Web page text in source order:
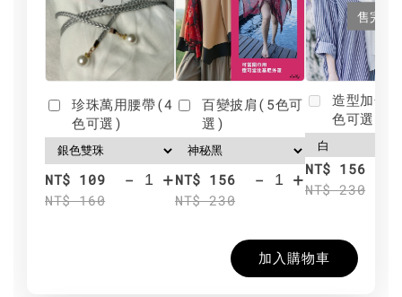
珍珠萬用腰帶(4
色可選)
NT$ 109
NT$ 160
- +
百變披肩(5色可
選)
NT$ 156
NT$ 230
- +
售完
造型加分
色可選)
NT$ 156
NT$ 230
加入購物車